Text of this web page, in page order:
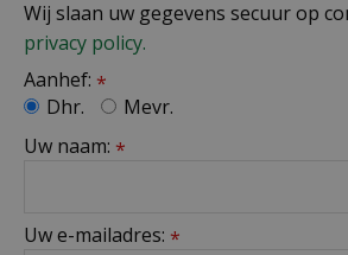
Wij slaan uw gegevens secuur op
privacy policy.
Aanhef: *
Dhr.
Mevr.
Uw naam: *
Uw e-mailadres: *